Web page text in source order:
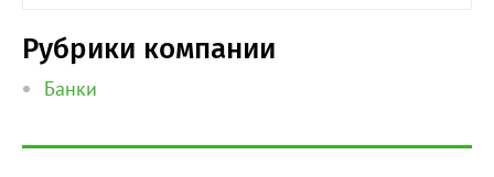
Рубрики компании
Банки